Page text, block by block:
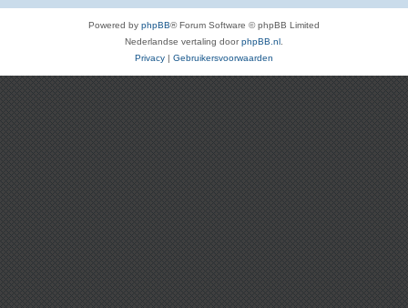
Powered by phpBB® Forum Software © phpBB Limited
Nederlandse vertaling doorphpBB.nl
Privacy | Gebruikersvoorwaarden